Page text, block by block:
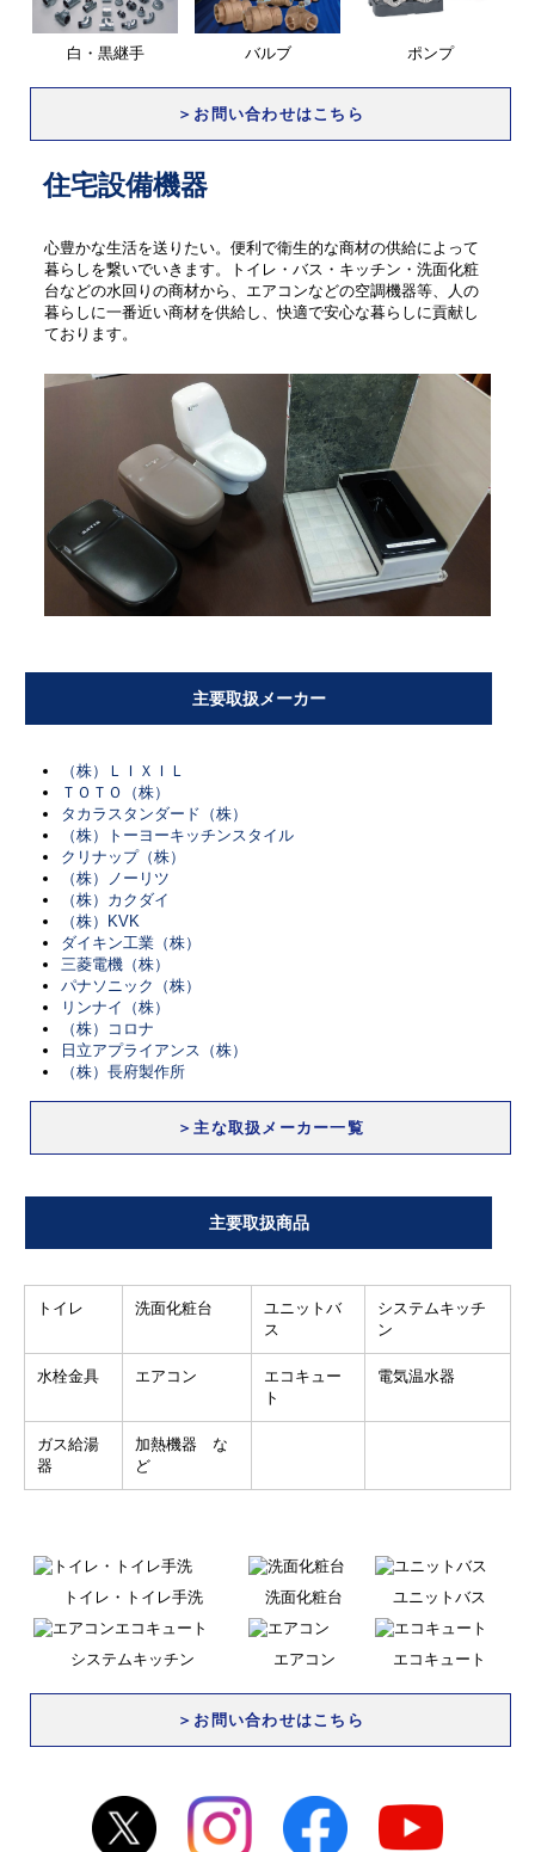
白・黒継手 バルブ ポンプ
＞お問い合わせはこちら
住宅設備機器
心豊かな生活を送りたい。便利で衛生的な商材の供給によって
暮らしを繋いでいきます。トイレ・バス・キッチン・洗面化粧
台などの水回りの商材から、エアコンなどの空調機器等、人の
暮らしに一番近い商材を供給し、快適で安心な暮らしに貢献し
ております。
主要取扱メーカー
（株）ＬＩＸＩＬ
ＴＯＴＯ（株）
タカラスタンダード（株）
（株）トーヨーキッチンスタイル
クリナップ（株）
（株）ノーリツ
（株）カクダイ
（株）KVK
ダイキン工業（株）
三菱電機（株）
パナソニック（株）
リンナイ（株）
（株）コロナ
日立アプライアンス（株）
（株）長府製作所
＞主な取扱メーカー一覧
主要取扱商品
トイレ 洗面化粧台
ユニットバ
ス
システムキッチ
ン
水栓金具 エアコン
エコキュー
ト
電気温水器
ガス給湯
器
加熱機器 な
ど
トイレ・トイレ手洗 洗面化粧台 ユニットバス
システムキッチン エアコン エコキュート
＞お問い合わせはこちら